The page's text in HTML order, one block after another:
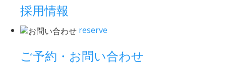
採用情報
reserve
ご予約・お問い合わせ